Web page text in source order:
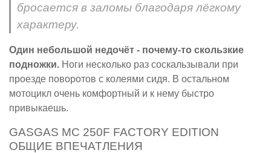
бросается в заломы благодаря лёгкому
характеру.
Один небольшой недочёт - почему-то скользкие
подножки. Ноги несколько раз соскальзывали при
проезде поворотов с колеями сидя. В остальном
мотоцикл очень комфортный и к нему быстро
привыкаешь.
GASGAS MC 250F FACTORY EDITION
ОБЩИЕ ВПЕЧАТЛЕНИЯ